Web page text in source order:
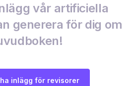
vår artificiella
generera för dig om
inlägg för revisorer